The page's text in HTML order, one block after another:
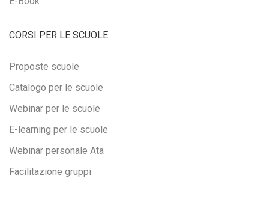
CORSI PER LE SCUOLE
Proposte scuole
Catalogo per le scuole
Webinar per le scuole
E-learning per le scuole
Webinar personale Ata
Facilitazione gruppi